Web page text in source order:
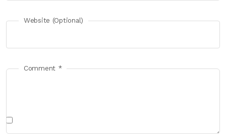
Website (Optional)
Comment *